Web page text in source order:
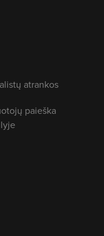
atrankos
paieška